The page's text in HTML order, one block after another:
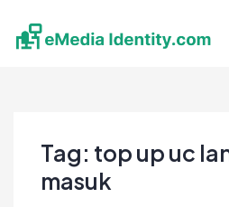
content
Tag: top up uc
masuk